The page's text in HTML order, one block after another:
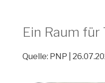
Ein Raum
Quelle: PNP |